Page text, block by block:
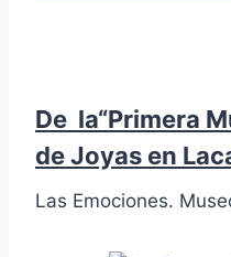
De la“Primera
de Joyas en
Las Emociones.